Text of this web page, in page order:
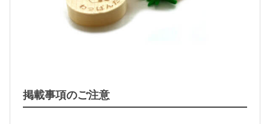
掲載事項のご注意